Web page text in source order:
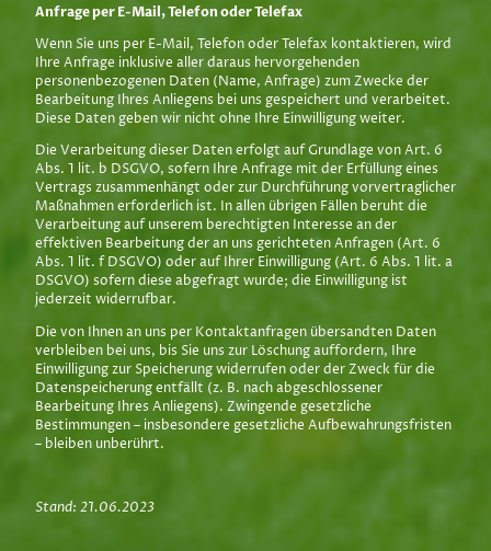
Anfrage per E-Mail, Telefon oder Telefax
Wenn Sie uns per E-Mail, Telefon oder Telefax kontaktieren, wird
Ihre Anfrage inklusive aller daraus hervorgehenden
personenbezogenen Daten (Name, Anfrage) zum Zwecke der
Bearbeitung Ihres Anliegens bei uns gespeichert und verarbeitet.
Diese Daten geben wir nicht ohne Ihre Einwilligung weiter.
Die Verarbeitung dieser Daten erfolgt auf Grundlage von Art. 6
Abs. 1 lit. b DSGVO, sofern Ihre Anfrage mit der Erfüllung eines
Vertrags zusammenhängt oder zur Durchführung vorvertraglicher
Maßnahmen erforderlich ist. In allen übrigen Fällen beruht die
Verarbeitung auf unserem berechtigten Interesse an der
effektiven Bearbeitung der an uns gerichteten Anfragen (Art. 6
Abs. 1 lit. f DSGVO) oder auf Ihrer Einwilligung (Art. 6 Abs. 1 lit. a
DSGVO) sofern diese abgefragt wurde; die Einwilligung ist
jederzeit widerrufbar.
Die von Ihnen an uns per Kontaktanfragen übersandten Daten
verbleiben bei uns, bis Sie uns zur Löschung auffordern, Ihre
Einwilligung zur Speicherung widerrufen oder der Zweck für die
Datenspeicherung entfällt (z. B. nach abgeschlossener
Bearbeitung Ihres Anliegens). Zwingende gesetzliche
Bestimmungen – insbesondere gesetzliche Aufbewahrungsfristen
– bleiben unberührt.
Stand: 21.06.2023